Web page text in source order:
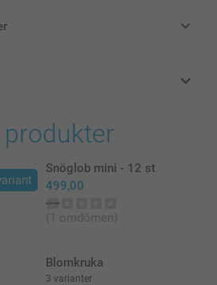
produkter
Snöglob mini - 12 st
499,00
(1 omdömen)
Blomkruka
3 varianter